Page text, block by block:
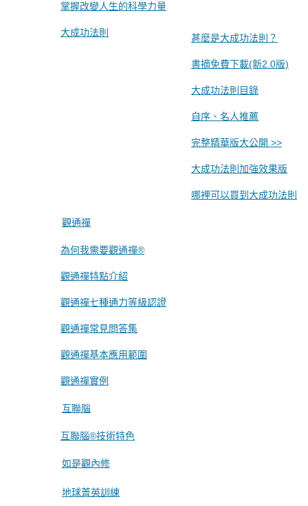
掌握改變人生的科學力量
大成功法則 甚麼是大成功法則？
書摘免費下載(新2.0版)
大成功法則目錄
自序、名人推薦
完整精華版大公開 >>
大成功法則加強效果版
哪裡可以買到大成功法則
觀通禪
為何我需要觀通禪®
觀通禪特點介紹
觀通禪七種通力等級認證
觀通禪常見問答集
觀通禪基本應用範圍
觀通禪實例
互聯腦
互聯腦®技術特色
如是觀內修
地球菁英訓練